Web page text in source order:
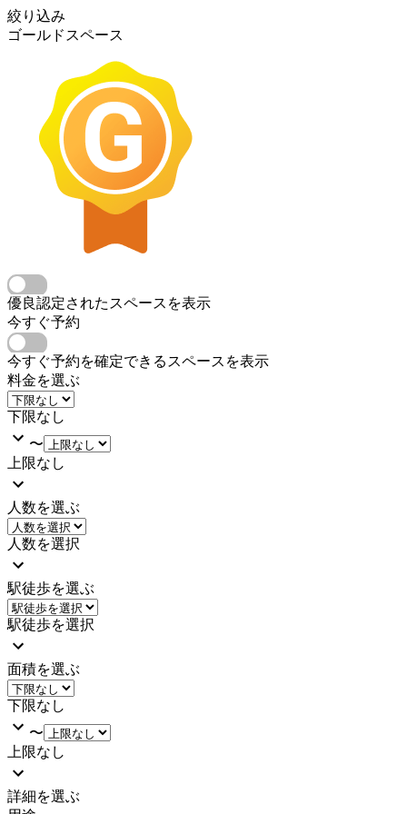
絞り込み
ゴールドスペース
優良認定されたスペースを表示
今すぐ予約
今すぐ予約を確定できるスペースを表示
料金を選ぶ
下限なし
〜
上限なし
人数を選ぶ
人数を選択
駅徒歩を選ぶ
駅徒歩を選択
面積を選ぶ
下限なし
〜
上限なし
詳細を選ぶ